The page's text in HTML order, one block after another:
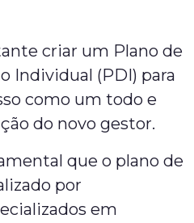
criar um Plano de
Individual (PDI) para
como um todo e
do novo gestor.
que o plano de
por
em